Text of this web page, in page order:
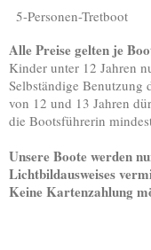
5-Personen-
Alle Preise gelten je
Kinder unter 12 Jahren
Selbständige
von 12 und 13 Jahren
die Bootsführerin
Unsere Boote werden
Lichtbildausweises
Keine Kartenzahlung